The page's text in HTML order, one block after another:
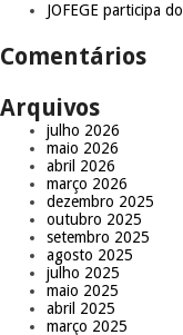
JOFEGE participa
Comentários
Arquivos
julho 2026
maio 2026
abril 2026
março 2026
dezembro 2025
outubro 2025
setembro 2025
agosto 2025
julho 2025
maio 2025
abril 2025
março 2025